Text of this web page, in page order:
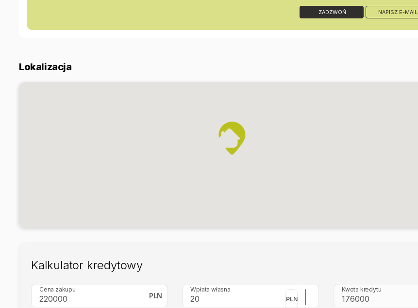
ZADZWOŃ NAPISZ E-MAIL
Lokalizacja
Kalkulator kredytowy
Cena zakupu
PLN
Wpłata własna
PLN
Kwota kredytu